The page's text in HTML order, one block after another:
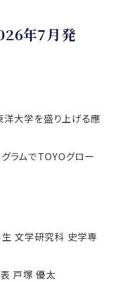
年7月発
洋大学を盛り上げる應
ラムでTOYOグロー
文学研究科 史学専
戸塚 優太